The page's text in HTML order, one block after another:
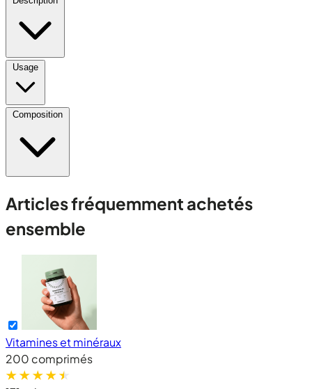
Usage
Composition
Articles fréquemment achetés
ensemble
Vitamines et minéraux
200 comprimés